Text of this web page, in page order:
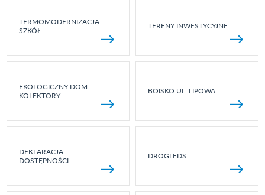
TERMOMODERNIZACJA
SZKÓŁ
TERENY INWESTYCYJNE
EKOLOGICZNY DOM -
KOLEKTORY
BOISKO UL. LIPOWA
DEKLARACJA
DOSTĘPNOŚCI
DROGI FDS